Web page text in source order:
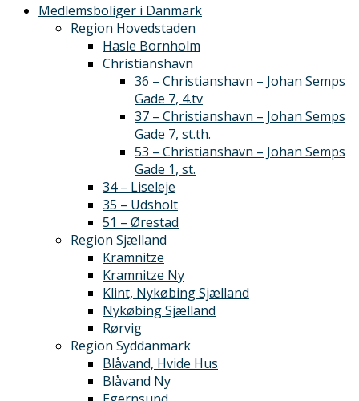
Medlemsboliger i Danmark
Region Hovedstaden
Hasle Bornholm
Christianshavn
36 – Christianshavn – Johan Semps
Gade 7, 4.tv
37 – Christianshavn – Johan Semps
Gade 7, st.th.
53 – Christianshavn – Johan Semps
Gade 1, st.
34 – Liseleje
35 – Udsholt
51 – Ørestad
Region Sjælland
Kramnitze
Kramnitze Ny
Klint, Nykøbing Sjælland
Nykøbing Sjælland
Rørvig
Region Syddanmark
Blåvand, Hvide Hus
Blåvand Ny